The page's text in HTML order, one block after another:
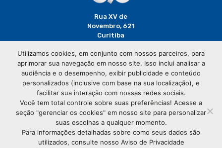
Rua XV de
Novembro, 621
Curitiba
(41) 3320-
2929
© CopyrightAssociação Comercial do Paraná - Todos os
Utilizamos cookies, em conjunto com nossos parceiros, para
aprimorar sua navegação em nosso site. Isso inclui analisar a
audiência e o desempenho, exibir publicidade e conteúdo
personalizados (inclusive com base na sua localização), e
facilitar sua interação com nossas redes sociais.
Você tem total controle sobre suas preferências! Acesse a
seção "gerenciar os cookies" em nosso site para personalizar
suas escolhas a qualquer momento.
Para informações detalhadas sobre como seus dados são
utilizados, consulte nosso Aviso de Privacidade